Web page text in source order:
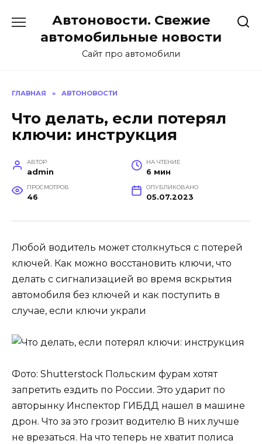
содержанию
Автоновости. Свежие
автомобильные новости
Сайт про автомобили
ГЛАВНАЯ » АВТОНОВОСТИ
Что делать, если потерял
ключи: инструкция
АВТОР
admin
НА ЧТЕНИЕ
6 мин
ПРОСМОТРОВ
46
ОПУБЛИКОВАНО
05.07.2023
Любой водитель может столкнуться с потерей
ключей. Как можно восстановить ключи, что
делать с сигнализацией во время вскрытия
автомобиля без ключей и как поступить в
случае, если ключи украли
Фото: Shutterstock Польским фурам хотят
запретить ездить по России. Это ударит по
авторынку Инспектор ГИБДД нашел в машине
дрон. Что за это грозит водителю В них лучше
не врезаться. На что теперь не хватит полиса